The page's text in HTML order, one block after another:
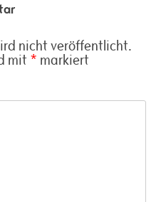
nicht veröffentlicht.
mit * markiert